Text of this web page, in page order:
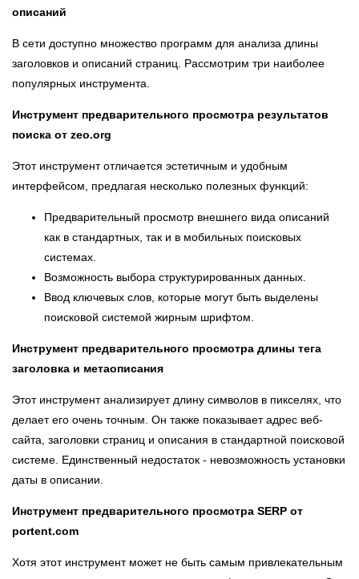
описаний
В сети доступно множество программ для анализа длины
заголовков и описаний страниц. Рассмотрим три наиболее
популярных инструмента.
Инструмент предварительного просмотра результатов
поиска от zeo.org
Этот инструмент отличается эстетичным и удобным
интерфейсом, предлагая несколько полезных функций:
Предварительный просмотр внешнего вида описаний
как в стандартных, так и в мобильных поисковых
системах.
Возможность выбора структурированных данных.
Ввод ключевых слов, которые могут быть выделены
поисковой системой жирным шрифтом.
Инструмент предварительного просмотра длины тега
заголовка и метаописания
Этот инструмент анализирует длину символов в пикселях, что
делает его очень точным. Он также показывает адрес веб-
сайта, заголовки страниц и описания в стандартной поисковой
системе. Единственный недостаток - невозможность установки
даты в описании.
Инструмент предварительного просмотра SERP от
portent.com
Хотя этот инструмент может не быть самым привлекательным